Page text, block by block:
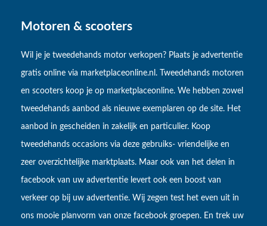
Motoren & scooters
Wil je je tweedehands motor verkopen? Plaats je advertentie
gratis online via marketplaceonline.nl. Tweedehands motoren
en scooters koop je op marketplaceonline. We hebben zowel
tweedehands aanbod als nieuwe exemplaren op de site. Het
aanbod in gescheiden in zakelijk en particulier. Koop
tweedehands occasions via deze gebruiks- vriendelijke en
zeer overzichtelijke marktplaats. Maar ook van het delen in
facebook van uw advertentie levert ook een boost van
verkeer op bij uw advertentie. Wij zegen test het even uit in
ons mooie planvorm van onze facebook groepen. En trek uw